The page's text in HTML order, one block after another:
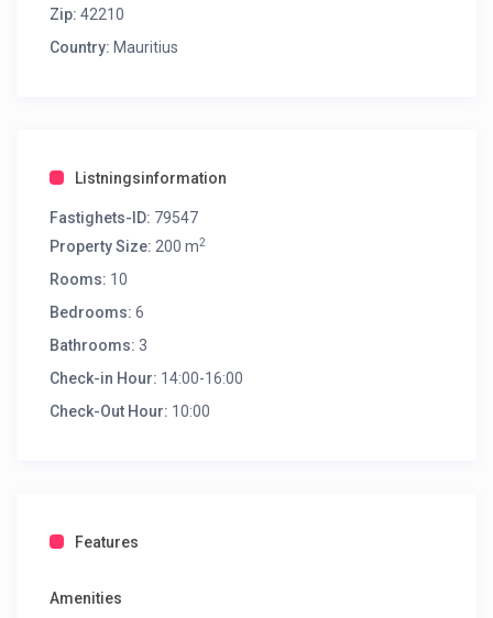
Zip: 42210
Country: Mauritius
Listningsinformation
Fastighets-ID: 79547
Property Size: 200 m2
Rooms: 10
Bedrooms: 6
Bathrooms: 3
Check-in Hour: 14:00-16:00
Check-Out Hour: 10:00
Features
Amenities